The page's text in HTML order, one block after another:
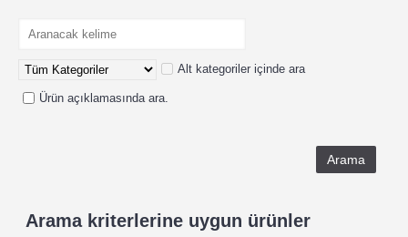
Alt kategoriler içinde ara
Ürün açıklamasında ara.
Arama kriterlerine uygun ürünler